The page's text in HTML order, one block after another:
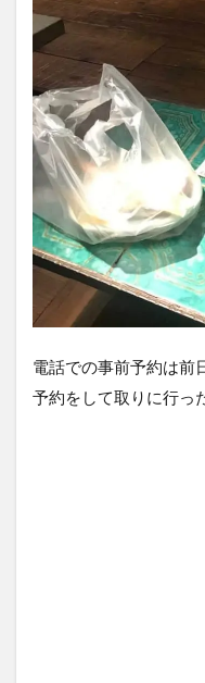
電話での事前予約は前
予約をして取りに行っ